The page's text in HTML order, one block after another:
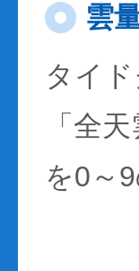
雲
タイ
「全
を0～